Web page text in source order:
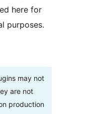
here for
purposes.
may not
are not
production